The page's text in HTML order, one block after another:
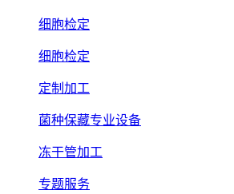
细胞检定
细胞检定
定制加工
菌种保藏专业设备
冻干管加工
专题服务